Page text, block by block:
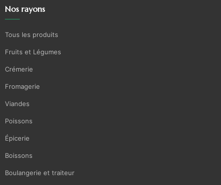
Nos rayons
Tous les produits
Fruits et Légumes
Crémerie
Fromagerie
Viandes
Poissons
Épicerie
Boissons
Boulangerie et traiteur